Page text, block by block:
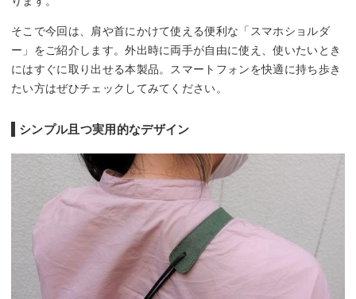
そこで今回は、肩や首にかけて使える便利な「スマホショルダ
ー」をご紹介します。外出時に両手が自由に使え、使いたいとき
にはすぐに取り出せる本製品。スマートフォンを快適に持ち歩き
たい方はぜひチェックしてみてください。
シンプル且つ実用的なデザイン